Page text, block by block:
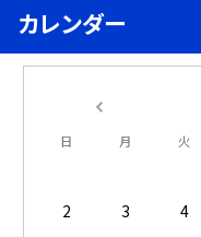
カレンダー
日 月 火
2
3 4